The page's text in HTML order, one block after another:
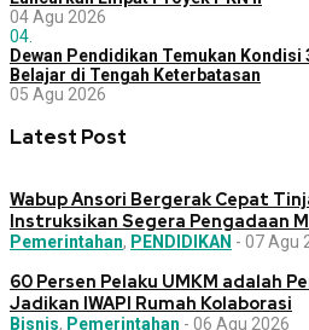
04 Agu 2026
04.
Dewan Pendidikan Temukan Kondisi
Belajar di Tengah Keterbatasan
05 Agu 2026
Latest Post
Wabup Ansori Bergerak Cepat
Instruksikan Segera Pengadaan
Pemerintahan, PENDIDIKAN - 07 Agu
60 Persen Pelaku UMKM adalah
Jadikan IWAPI Rumah Kolaborasi
Bisnis, Pemerintahan - 06 Agu 2026